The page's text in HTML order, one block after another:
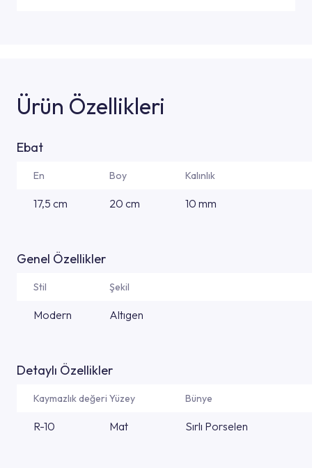
Ürün Özellikleri
Ebat
En Boy Kalınlık
17,5 cm 20 cm 10 mm
Genel Özellikler
Stil Şekil
Modern Altıgen
Detaylı Özellikler
Kaymazlık değeri Yüzey Bünye
R-10 Mat Sırlı Porselen